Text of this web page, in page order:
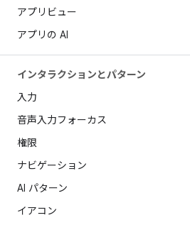
アプリビュー
アプリの AI
インタラクションとパターン
入力
音声入力フォーカス
権限
ナビゲーション
AI パターン
イアコン